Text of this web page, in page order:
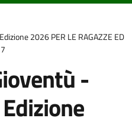
2026 PER LE RAGAZZE ED
-